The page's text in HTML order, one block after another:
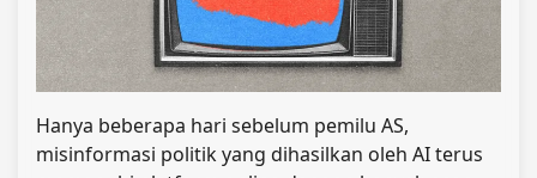
Hanya beberapa hari sebelum pemilu AS,
misinformasi politik yang dihasilkan oleh AI terus